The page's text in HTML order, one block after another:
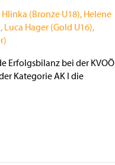
Erfolgsbilanz bei der KVOÖ
Kategorie AK I die